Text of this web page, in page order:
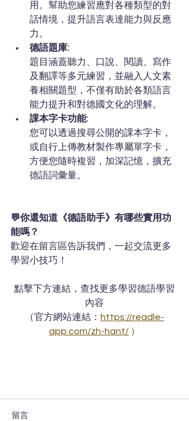
用。幫助您練習應對各種類型的對
話情境，提升語言表達能力與反應
力。
德語題庫:
題目涵蓋聽力、口說、閱讀、寫作
及翻譯等多元練習，並融入人文素
養相關題型，不僅有助於各類語言
能力提升和對德國文化的理解。
課本字卡功能:
您可以透過搜尋公開的課本字卡，
或自行上傳教材製作專屬單字卡，
方便您隨時複習，加深記憶，擴充
德語詞彙量。
💬你還知道《德語助手》有哪些實用功
能嗎？
歡迎在留言區告訴我們，一起交流更多
學習小技巧！
點擊下方連結，查找更多學習德語學習
內容
（官方網站連結： https://readle-
app.com/zh-hant/ ）
留言